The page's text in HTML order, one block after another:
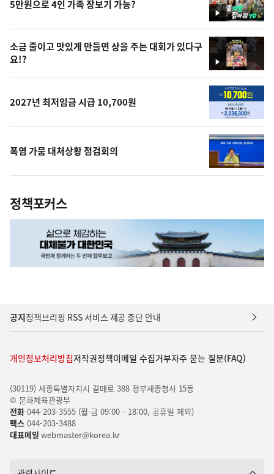
영
상
5만원으로 4인 가족 장보기 가능?
영
상
소금 줄이고 맛있게 만들면 상을 주는 대회가 있다구
요!?
2027년 최저임금 시급 10,700원
폭염 가뭄 대처상황 점검회의
정책포커스
공지정책브리핑 RSS 서비스 제공 중단 안내
개인정보처리방침저작권정책이메일 수집거부자주 묻는 질문(FAQ)
(30119) 세종특별자치시 갈매로 388 정부세종청사 15동
© 문화체육관광부
전화044-203-3555 (월-금 09:00 - 18:00, 공휴일 제외)
팩스044-203-3488
대표메일 webmaster@korea.kr